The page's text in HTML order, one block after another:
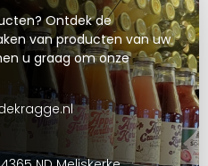
Ontdek de
van producten van uw
u graag om onze